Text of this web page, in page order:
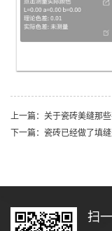
上一篇：关于瓷砖美缝那
下一篇：瓷砖已经做了填
扫